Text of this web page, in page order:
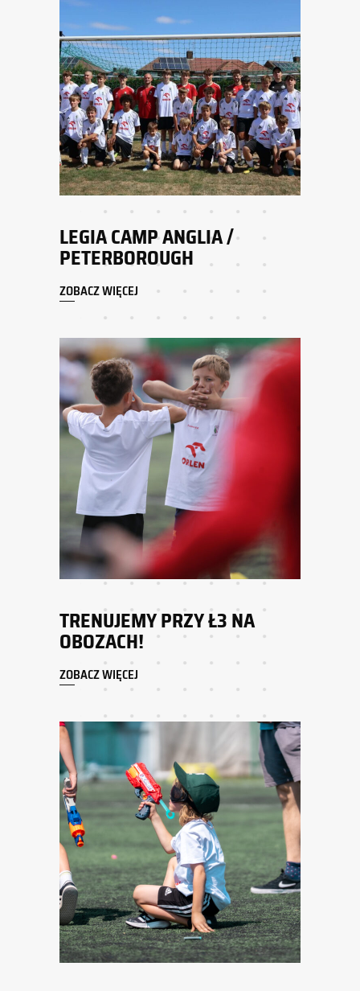
LEGIA CAMP ANGLIA /
PETERBOROUGH
ZOBACZ WIĘCEJ
TRENUJEMY PRZY Ł3 NA
OBOZACH!
ZOBACZ WIĘCEJ